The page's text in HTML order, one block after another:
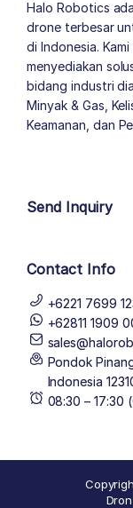
Halo Robotics
drone terbesar
di Indonesia.
menyediakan
bidang industri
Minyak & Gas,
Keamanan, dan
Send Inquiry
Contact Info
+6221 7699
+62811 1909
Pondok
Indonesia
08:30 – 17:30